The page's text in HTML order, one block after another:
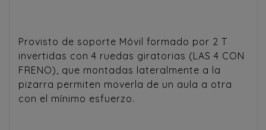
Provisto de soporte Móvil formado por 2 T
invertidas con 4 ruedas giratorias (LAS 4 CON
FRENO), que montadas lateralmente a la
pizarra permiten moverla de un aula a otra
con el mínimo esfuerzo.